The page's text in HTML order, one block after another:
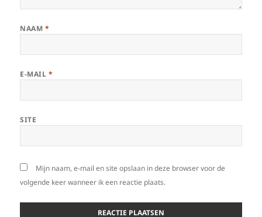
NAAM *
E-MAIL *
SITE
Mijn naam, e-mail en site opslaan in deze browser voor de
volgende keer wanneer ik een reactie plaats.